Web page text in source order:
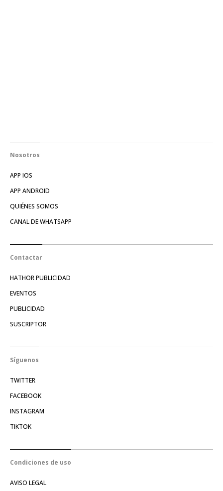
Nosotros
APP IOS
APP ANDROID
QUIÉNES SOMOS
CANAL DE WHATSAPP
Contactar
HATHOR PUBLICIDAD
EVENTOS
PUBLICIDAD
SUSCRIPTOR
Síguenos
TWITTER
FACEBOOK
INSTAGRAM
TIKTOK
Condiciones de uso
AVISO LEGAL